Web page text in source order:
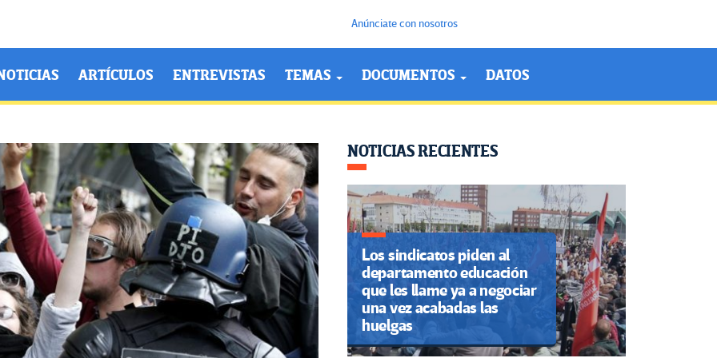
Anúnciate con nosotros
ARTÍCULOS ENTREVISTAS TEMAS DOCUMENTOS DATOS
NOTICIAS RECIENTES
Los sindicatos piden al
departamento educación
que les llame ya a negociar
una vez acabadas las
huelgas